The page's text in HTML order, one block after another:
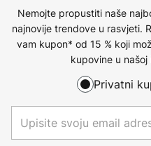
Nemojte propustiti naše
najnovije trendove u rasvjeti.
vam kupon* od 15 % koji
kupovine u
Privatni